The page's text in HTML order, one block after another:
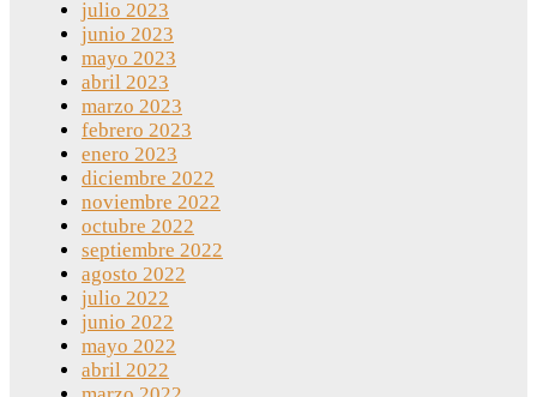
julio 2023
junio 2023
mayo 2023
abril 2023
marzo 2023
febrero 2023
enero 2023
diciembre 2022
noviembre 2022
octubre 2022
septiembre 2022
agosto 2022
julio 2022
junio 2022
mayo 2022
abril 2022